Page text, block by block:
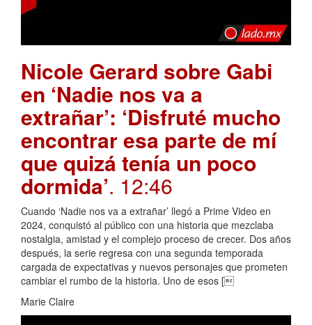
Nicole Gerard sobre Gabi
en ‘Nadie nos va a
extrañar’: ‘Disfruté mucho
encontrar esa parte de mí
que quizá tenía un poco
dormida’. 12:46
Cuando ‘Nadie nos va a extrañar’ llegó a Prime Video en
2024, conquistó al público con una historia que mezclaba
nostalgia, amistad y el complejo proceso de crecer. Dos años
después, la serie regresa con una segunda temporada
cargada de expectativas y nuevos personajes que prometen
cambiar el rumbo de la historia. Uno de esos [
Marie Claire